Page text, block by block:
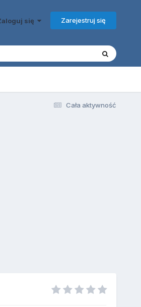
się Zarejestruj się
Cała aktywność